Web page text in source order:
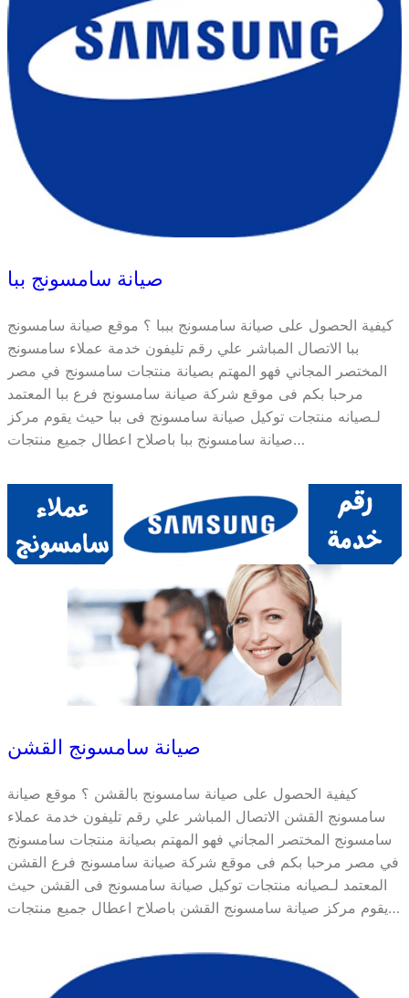
صيانة سامسونج ببا
كيفية الحصول على صيانة سامسونج بببا ؟ موقع صيانة سامسونج
ببا الاتصال المباشر علي رقم تليفون خدمة عملاء سامسونج
المختصر المجاني فهو المهتم بصيانة منتجات سامسونج في مصر
مرحبا بكم فى موقع شركة صيانة سامسونج فرع ببا المعتمد
لـصيانه منتجات توكيل صيانة سامسونج فى ببا حيث يقوم مركز
صيانة سامسونج ببا باصلاح اعطال جميع منتجات…
صيانة سامسونج القشن
كيفية الحصول على صيانة سامسونج بالقشن ؟ موقع صيانة
سامسونج القشن الاتصال المباشر علي رقم تليفون خدمة عملاء
سامسونج المختصر المجاني فهو المهتم بصيانة منتجات سامسونج
في مصر مرحبا بكم فى موقع شركة صيانة سامسونج فرع القشن
المعتمد لـصيانه منتجات توكيل صيانة سامسونج فى القشن حيث
يقوم مركز صيانة سامسونج القشن باصلاح اعطال جميع منتجات…